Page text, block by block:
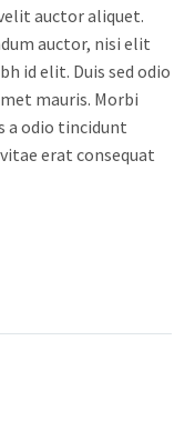
auctor aliquet.
auctor, nisi elit
id elit. Duis sed odio
mauris. Morbi
a odio tincidunt
erat consequat